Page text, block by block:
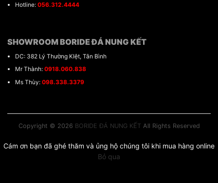
Hotline: 056.312.4444
SHOWROOM BORIDE ĐÁ NUNG KẾT
DC: 382 Lý Thường KIệt, Tân Bình
Mr Thành: 0918.060.838
Ms Thùy: 098.338.3379
Copyright © 2026 BORIDE ĐÁ NUNG KẾT All Rights Reserved
Cám ơn bạn đã ghé thăm và ủng hộ chúng tôi khi mua hàng online
Bỏ qua